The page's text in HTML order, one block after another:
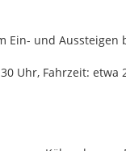
Ein- und
Uhr, Fahrzeit: etwa